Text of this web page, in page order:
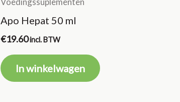
Apo Hepat 50 ml
€19.60incl. BTW
In winkelwagen